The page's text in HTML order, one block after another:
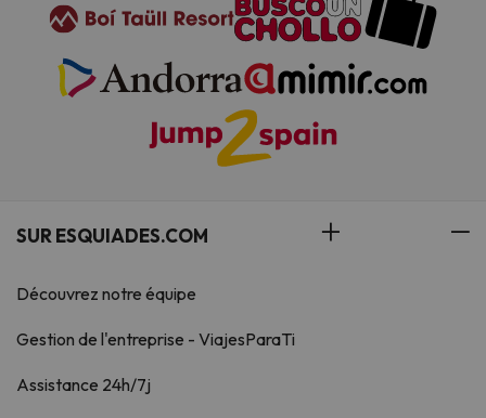
SUR ESQUIADES.COM
Découvrez notre équipe
Gestion de l'entreprise - ViajesParaTi
Assistance 24h/7j